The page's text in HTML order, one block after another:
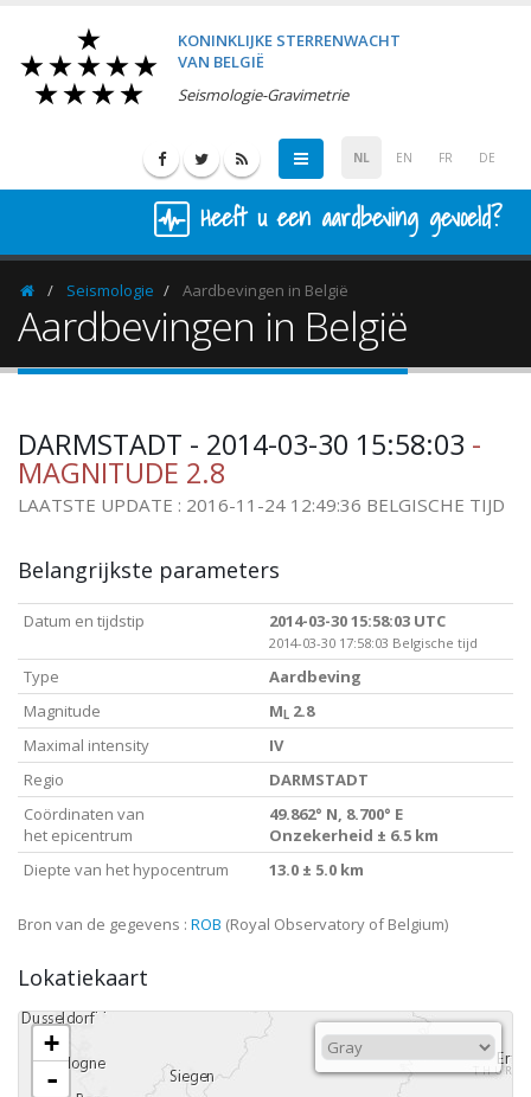
KONINKLIJKE STERRENWACHT
VAN BELGIË
Seismologie-Gravimetrie
NL EN FR DE
Heeft u een aardbeving gevoeld?
HomepageSeismologie Aardbevingen in België
Aardbevingen in België
DARMSTADT - 2014-03-30 15:58:03 -
MAGNITUDE 2.8
LAATSTE UPDATE : 2016-11-24 12:49:36 BELGISCHE TIJD
Belangrijkste parameters
Datum en tijdstip 2014-03-30 15:58:03 UTC
2014-03-30 17:58:03 Belgische tijd
Type
Aardbeving
Magnitude
M L 2.8
Maximal intensity
IV
Regio
DARMSTADT
Coördinaten van
het epicentrum
49.862° N, 8.700° E
Onzekerheid ± 6.5 km
Diepte van het hypocentrum
13.0 ± 5.0 km
Bron van de gegevens : ROB (Royal Observatory of Belgium)
Lokatiekaart
+
-